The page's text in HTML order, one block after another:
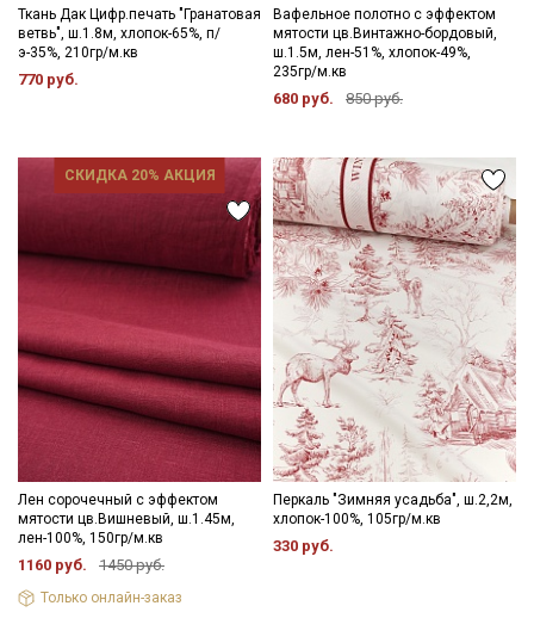
Ткань Дак Цифр.печать "Гранатовая
ветвь", ш.1.8м, хлопок-65%, п/
э-35%, 210гр/м.кв
770 руб.
Вафельное полотно с эффектом
мятости цв.Винтажно-бордовый,
ш.1.5м, лен-51%, хлопок-49%,
235гр/м.кв
680 руб. 850 руб.
СКИДКА 20% АКЦИЯ
Лен сорочечный с эффектом
мятости цв.Вишневый, ш.1.45м,
лен-100%, 150гр/м.кв
1160 руб. 1450 руб.
Только онлайн-заказ
Перкаль "Зимняя усадьба", ш.2,2м,
хлопок-100%, 105гр/м.кв
330 руб.